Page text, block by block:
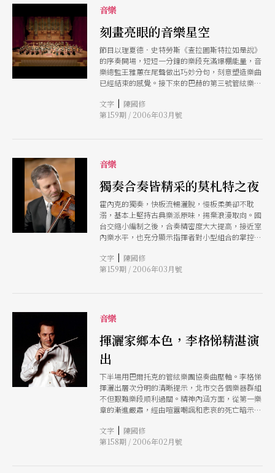
音樂
刻畫亮眼的音樂星空
節目以理夏德．史特勞斯《查拉圖斯特拉如是說》
的序奏開場，短短一分鐘的樂段充滿爆棚能量，音
樂總監王雅蕙在尾聲做出巧妙分句，刻意塑造樂曲
已經結束的感覺。接下來的巴赫的第三號管絃樂組
組曲，嚴謹德奧紋理雖非詮釋重點，卻也適切召喚
當年萊比錫商展或齊瑪曼咖啡館的悠遊氛圍。
文字 | 陳國修
第159期 / 2006年03月號
音樂
獨奏合奏皆精采的莫札特之夜
霍內克的獨奏，快板流暢灑脫，慢板柔美卻不耽
溺，基本上堅持古典樂派原味，揚棄浪漫取向。國
台交縮小編制之後，合奏精密度大大提高，接近室
內樂水平，也充分顯示指揮者對小型組合的掌控相
文字 | 陳國修
第159期 / 2006年03月號
音樂
揮灑家鄉本色，李格悌精湛演
出
下半場用巴爾托克的管絃樂團協奏曲壓軸。李格悌
揮灑出層次分明的清晰提示，北市交各個樂器群組
不但艱難樂段順利過關。精神內涵方面，從第一樂
章的漸進嚴肅，經由喧囂嘲諷和悲哀的死亡暗示，
表情的詮釋手法，把這齣從黑暗到光明的音響戲
劇，塑造得頗富深度。
文字 | 陳國修
第158期 / 2006年02月號